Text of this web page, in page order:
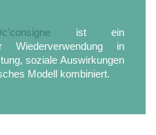
ist ein
Wiederverwendung in
soziale Auswirkungen
Modell kombiniert.